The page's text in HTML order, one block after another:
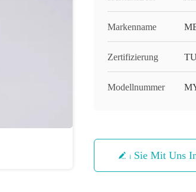
Markenname
Zertifizierung
Modellnummer
Treten Sie Mit Uns